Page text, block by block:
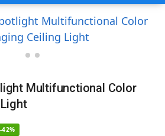
Multifunctional Color
-42%